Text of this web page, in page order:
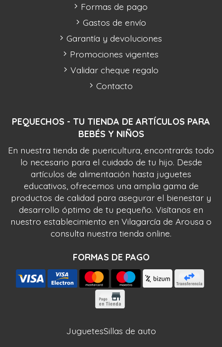
PEQUECHOS - TU TIENDA DE ARTÍCULOS PARA
BEBÉS Y NIÑOS
En nuestra tienda de puericultura, encontrarás todo
lo necesario para el cuidado de tu hijo. Desde
artículos de alimentación hasta juguetes
educativos, ofrecemos una amplia gama de
productos de calidad para asegurar el bienestar y
desarrollo óptimo de tu pequeño. Visítanos en
nuestro establecimiento en Vilagarcía de Arousa o
consulta nuestra tienda online.
FORMAS DE PAGO
Formas de pago
Gastos de envío
Garantía y devoluciones
Promociones vigentes
Validar cheque regalo
Contacto
JuguetesSillas de auto